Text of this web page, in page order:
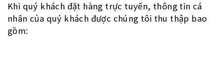
Khi quý khách đặt hàng trực tuyến, thông tin cá
nhân của quý khách được chúng tôi thu thập bao
gồm: